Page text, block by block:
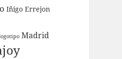
Iñigo Errejon
Madrid